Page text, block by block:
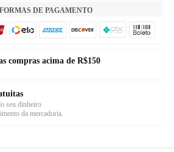
FORMAS DE PAGAMENTO
compras acima de R$150
seu dinheiro
da mercadoria.